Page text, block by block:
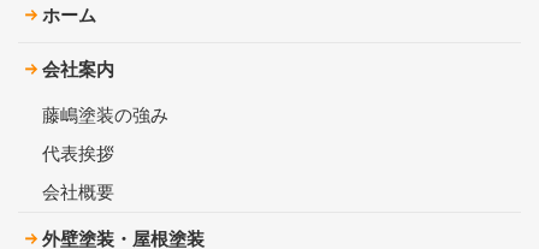
ホーム
会社案内
藤嶋塗装の強み
代表挨拶
会社概要
外壁塗装・屋根塗装